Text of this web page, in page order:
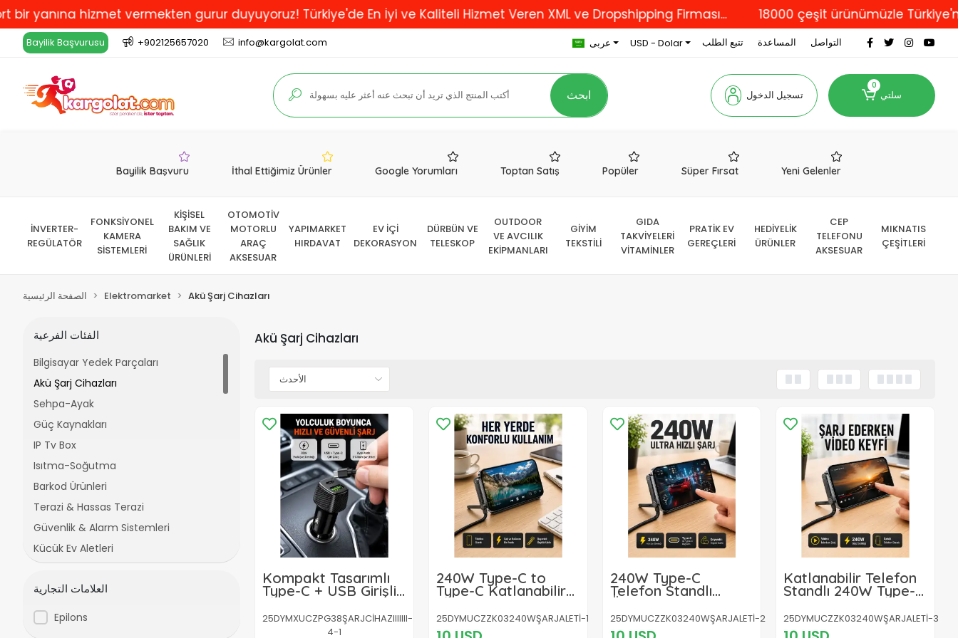
hizmet vermekten gurur duyuyoruz! Türkiye'de En İyi ve Kaliteli Hizmet Veren XML ve Dropshipping Firması... 18000 çeşit ürünümüzle Türkiye'nin dört
Bayilik Başvurusu +902125657020 info@kargolat.com عربى USD - Dolar تتبع الطلب المساعدة التواصل
ابحث تسجيل الدخول
0
سلتي
Bayilik Başvuru İthal Ettiğimiz Ürünler Google Yorumları Toptan Satış Popüler Süper Fırsat Yeni Gelenler
İNVERTER-
REGÜLATÖR
FONKSİYONEL
KAMERA
SİSTEMLERİ
KİŞİSEL
BAKIM VE
SAĞLIK
ÜRÜNLERİ
OTOMOTİV
MOTORLU
ARAÇ
AKSESUAR
YAPIMARKET
HIRDAVAT
EV İÇİ
DEKORASYON
DÜRBÜN VE
TELESKOP
OUTDOOR
VE AVCILIK
EKİPMANLARI
GİYİM
TEKSTİLİ
GIDA
TAKVİYELERİ
VİTAMİNLER
PRATİK EV
GEREÇLERİ
HEDİYELİK
ÜRÜNLER
CEP
TELEFONU
AKSESUAR
MIKNATIS
ÇEŞİTLERİ
الصفحة الرئيسية Elektromarket Akü Şarj Cihazları
الفئات الفرعية
Bilgisayar Yedek Parçaları
Akü Şarj Cihazları
Sehpa-Ayak
Güç Kaynakları
IP Tv Box
Isıtma-Soğutma
Barkod Ürünleri
Terazi & Hassas Terazi
Güvenlik & Alarm Sistemleri
Küçük Ev Aletleri
Çeşitli Elektronik Ürünler
Ses Sistemleri &Hoparlörler
العلامات التجارية
Epilons
Akü Şarj Cihazları
Kompakt Tasarımlı
Type-C + USB Girişli
Araç Şarj Başlığı
25DYMXUCZPG38ŞARJCİHAZIIIIIII-
4-1
240W Type-C to
Type-C Katlanabilir
Standlı Hızlı Şarj
Kablosu
25DYMUCZZK03240WŞARJALETİ-1
240W Type-C
Telefon Standlı
Örgülü Şarj ve Data
Kablosu
25DYMUCZZK03240WŞARJALETİ-2
Katlanabilir Telefon
Standlı 240W Type-C
Hızlı Şarj Kablosu
25DYMUCZZK03240WŞARJALETİ-3